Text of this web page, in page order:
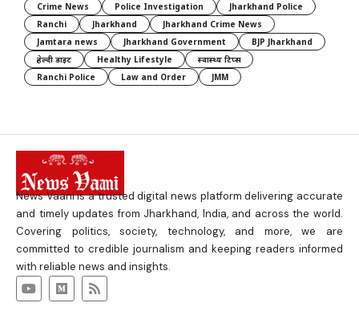
Crime News
Police Investigation
Jharkhand Police
Ranchi
Jharkhand
Jharkhand Crime News
Jamtara news
Jharkhand Government
BJP Jharkhand
हेल्दी डाइट
Healthy Lifestyle
स्वास्थ्य टिप्स
Ranchi Police
Law and Order JMM
News Vaani is a trusted digital news platform delivering accurate
and timely updates from Jharkhand, India, and across the world.
Covering politics, society, technology, and more, we are
committed to credible journalism and keeping readers informed
with reliable news and insights.